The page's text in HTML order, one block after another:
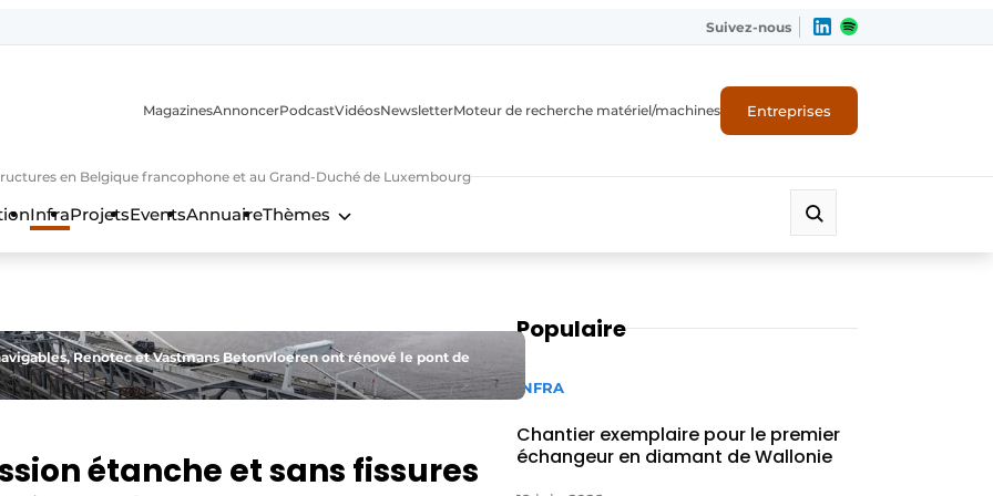
Suivez-nous
en Belgique francophone et au Grand-Duché de Luxembourg
MagazinesAnnoncerPodcastVidéosNewsletterMoteur de recherche matériel/machines Entreprises
InfraProjetsEventsAnnuaireThèmes
Renotec et Vastmans Betonvloeren ont rénové le pont de
étanche et sans fissures
Populaire
INFRA
Chantier exemplaire pour le premier
échangeur en diamant de Wallonie